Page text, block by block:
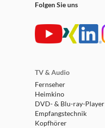
Folgen Sie uns
TV & Audio
Fernseher
Heimkino
DVD- & Blu-ray-Player
Empfangstechnik
Kopfhörer